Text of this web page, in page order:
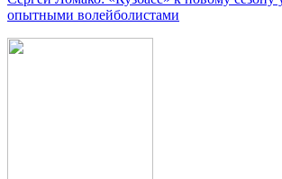
опытными волейболистами